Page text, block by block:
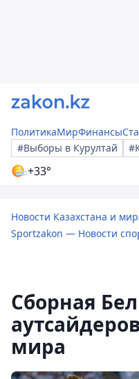
ПолитикаМирФинансы
#Выборы в Курултай
+33°
Новости Казахстана и
Sportzakon — Новости
Сборная
мира